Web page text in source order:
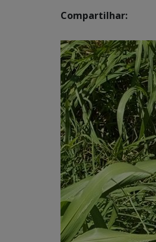
Compartilhar: